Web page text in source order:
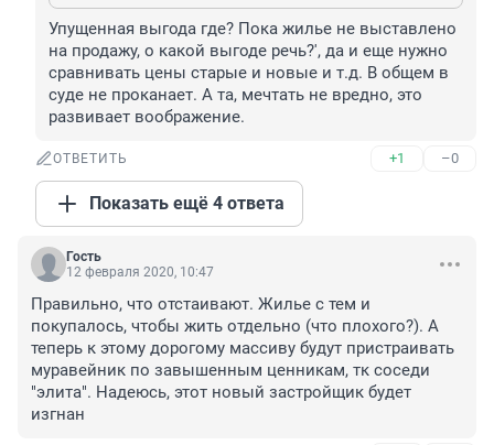
Упущенная выгода где? Пока жилье не выставлено
на продажу, о какой выгоде речь?', да и еще нужно
сравнивать цены старые и новые и т.д. В общем в
суде не проканает. А та, мечтать не вредно, это
развивает воображение.
ОТВЕТИТЬ +1 –0
Показать ещё 4 ответа
Гость
12 февраля 2020, 10:47
Правильно, что отстаивают. Жилье с тем и
покупалось, чтобы жить отдельно (что плохого?). А
теперь к этому дорогому массиву будут пристраивать
муравейник по завышенным ценникам, тк соседи
"элита". Надеюсь, этот новый застройщик будет
изгнан